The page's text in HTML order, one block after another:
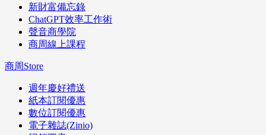
新財富備忘錄
ChatGPT效率工作術
聲音商學院
商周線上課程
商周Store
週年慶好禮送
紙本訂閱優惠
數位訂閱優惠
電子雜誌(Zinio)